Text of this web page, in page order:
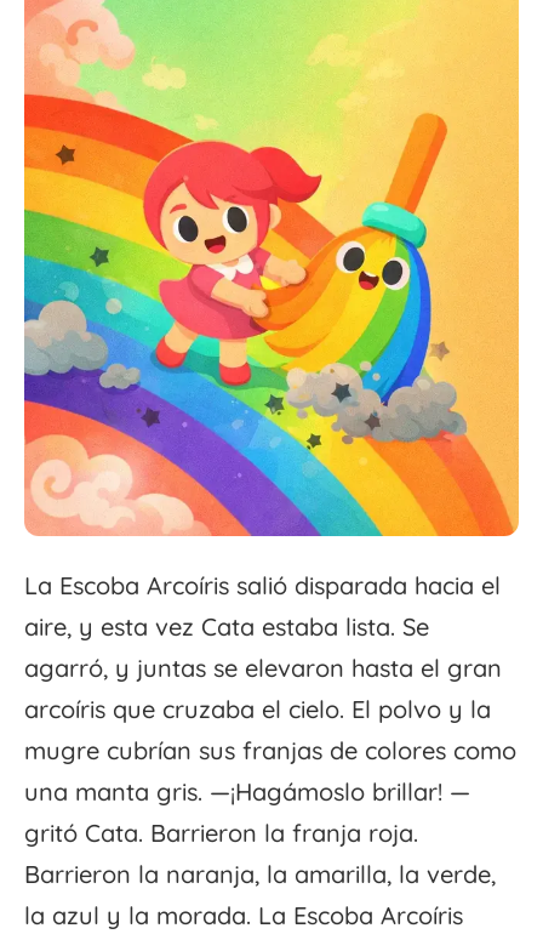
La Escoba Arcoíris salió disparada hacia el
aire, y esta vez Cata estaba lista. Se
agarró, y juntas se elevaron hasta el gran
arcoíris que cruzaba el cielo. El polvo y la
mugre cubrían sus franjas de colores como
una manta gris. —¡Hagámoslo brillar! —
gritó Cata. Barrieron la franja roja.
Barrieron la naranja, la amarilla, la verde,
la azul y la morada. La Escoba Arcoíris